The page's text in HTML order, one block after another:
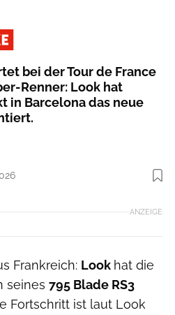
bei der Tour de France
Renner: Look hat
in Barcelona das neue
Foto: Look
ANZEIGE
Frankreich: Look hat die
seines 795 Blade RS3
Fortschritt ist laut Look